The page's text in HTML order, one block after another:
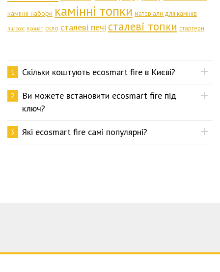
камінні набори камінні топки матеріали для камінів
пилосос промат скло сталеві печі сталеві топки стартери
1 Скільки коштують ecosmart fire в Києві?
2
Ви можете встановити ecosmart fire під
ключ?
3 Які ecosmart fire самі популярні?